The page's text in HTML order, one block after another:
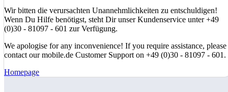
Wir bitten die verursachten Unannehmlichkeiten zu entschuldigen!
Wenn Du Hilfe benötigst, steht Dir unser Kundenservice unter +49
(0)30 - 81097 - 601 zur Verfügung.
We apologise for any inconvenience! If you require assistance, please
contact our mobile.de Customer Support on +49 (0)30 - 81097 - 601.
Homepage